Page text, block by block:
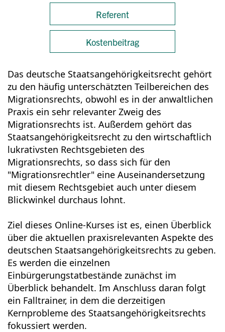
Referent
Kostenbeitrag
Das deutsche Staatsangehörigkeitsrecht gehört
zu den häufig unterschätzten Teilbereichen des
Migrationsrechts, obwohl es in der anwaltlichen
Praxis ein sehr relevanter Zweig des
Migrationsrechts ist. Außerdem gehört das
Staatsangehörigkeitsrecht zu den wirtschaftlich
lukrativsten Rechtsgebieten des
Migrationsrechts, so dass sich für den
"Migrationsrechtler" eine Auseinandersetzung
mit diesem Rechtsgebiet auch unter diesem
Blickwinkel durchaus lohnt.
Ziel dieses Online-Kurses ist es, einen Überblick
über die aktuellen praxisrelevanten Aspekte des
deutschen Staatsangehörigkeitsrechts zu geben.
Es werden die einzelnen
Einbürgerungstatbestände zunächst im
Überblick behandelt. Im Anschluss daran folgt
ein Falltrainer, in dem die derzeitigen
Kernprobleme des Staatsangehörigkeitsrechts
fokussiert werden.